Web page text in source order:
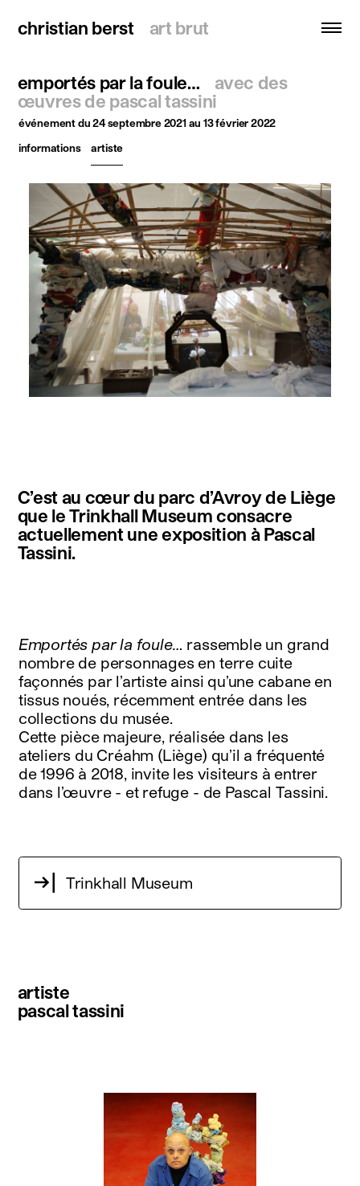
christian berst art brut
christian berst art brut
recherche
accueil
artistes
expositions
actualités
publications
ressources
à propos
contact
instagram
facebook
français english
emportés par la foule…
avec des
œuvres de pascal tassini
événementdu 24 septembre 2021 au 13 février 2022
informations
artiste
C’est au cœur du parc d’Avroy de Liège
que le Trinkhall Museum consacre
actuellement une exposition à Pascal
Tassini.
Emportés par la foule… rassemble un grand
nombre de personnages en terre cuite
façonnés par l’artiste ainsi qu’une cabane en
tissus noués, récemment entrée dans les
collections du musée.
Cette pièce majeure, réalisée dans les
ateliers du Créahm (Liège) qu’il a fréquenté
de 1996 à 2018, invite les visiteurs à entrer
dans l’œuvre - et refuge - de Pascal Tassini.
Trinkhall Museum
artiste
pascal tassini